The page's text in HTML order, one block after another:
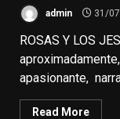
admin 31/
ROSAS Y LOS
apasionante,
Read More